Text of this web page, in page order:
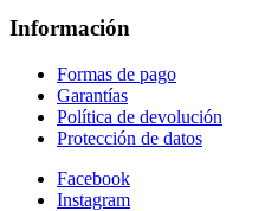
Información
Formas de pago
Garantías
Política de devolución
Protección de datos
Facebook
Instagram